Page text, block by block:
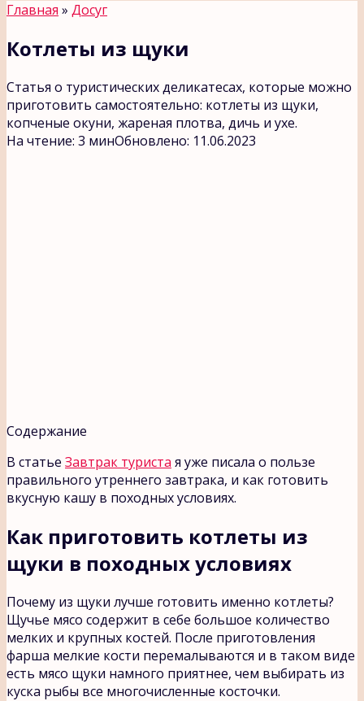
Главная » Досуг
Котлеты из щуки
Статья о туристических деликатесах, которые можно
приготовить самостоятельно: котлеты из щуки,
копченые окуни, жареная плотва, дичь и ухе.
На чтение: 3 минОбновлено: 11.06.2023
Содержание
В статье Завтрак туриста я уже писала о пользе
правильного утреннего завтрака, и как готовить
вкусную кашу в походных условиях.
Как приготовить котлеты из
щуки в походных условиях
Почему из щуки лучше готовить именно котлеты?
Щучье мясо содержит в себе большое количество
мелких и крупных костей. После приготовления
фарша мелкие кости перемалываются и в таком виде
есть мясо щуки намного приятнее, чем выбирать из
куска рыбы все многочисленные косточки.